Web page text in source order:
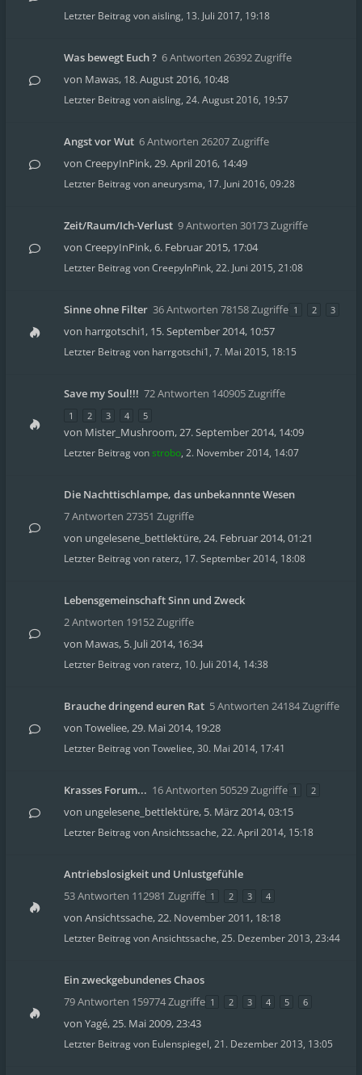
Letzter Beitrag vonaisling, 13. Juli 2017, 19:18
Was bewegt Euch ? 6 Antworten 26392 Zugriffe
von Mawas, 18. August 2016, 10:48
Letzter Beitrag vonaisling, 24. August 2016, 19:57
Angst vor Wut 6 Antworten 26207 Zugriffe
von CreepyInPink,29. April 2016, 14:49
Letzter Beitrag vonaneurysma, 17. Juni 2016, 09:28
Zeit/Raum/Ich-Verlust 9 Antworten 30173 Zugriffe
von CreepyInPink,6. Februar 2015, 17:04
Letzter Beitrag vonCreepyInPink, 22. Juni 2015, 21:08
Sinne ohne Filter 36 Antworten 78158 Zugriffe 1 2 3
von harrgotschi1, 15. September 2014, 10:57
Letzter Beitrag von harrgotschi1, 7. Mai 2015, 18:15
Save my Soul!!! 72 Antworten 140905 Zugriffe
1 2 3 4 5
von Mister_Mushroom,27. September 2014, 14:09
Letzter Beitrag vonstrobo, 2. November 2014, 14:07
Die Nachttischlampe, das unbekannnte Wesen
7 Antworten 27351 Zugriffe
von ungelesene_bettlektüre,24. Februar 2014, 01:21
Letzter Beitrag von raterz, 17. September 2014, 18:08
Lebensgemeinschaft Sinn und Zweck
2 Antworten 19152 Zugriffe
von Mawas, 5. Juli 2014, 16:34
Letzter Beitrag von raterz, 10. Juli 2014, 14:38
Brauche dringend euren Rat 5 Antworten 24184 Zugriffe
von Toweliee,29. Mai 2014, 19:28
Letzter Beitrag vonToweliee, 30. Mai 2014, 17:41
Krasses Forum... 16 Antworten 50529 Zugriffe 1 2
von ungelesene_bettlektüre, 5. März 2014, 03:15
Letzter Beitrag vonAnsichtssache, 22. April 2014, 15:18
Antriebslosigkeit und Unlustgefühle
53 Antworten 112981 Zugriffe 1 2 3 4
von Ansichtssache,22. November 2011, 18:18
Letzter Beitrag vonAnsichtssache, 25. Dezember 2013, 23:44
Ein zweckgebundenes Chaos
79 Antworten 159774 Zugriffe 1 2 3 4 5 6
von Yagé,25. Mai 2009, 23:43
Letzter Beitrag von Eulenspiegel, 21. Dezember 2013, 13:05